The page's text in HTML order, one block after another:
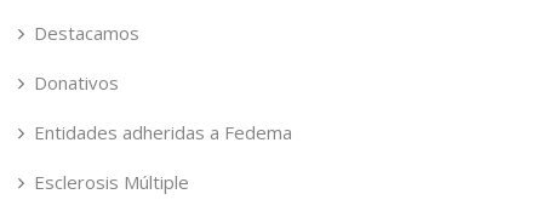
Destacamos
Donativos
Entidades adheridas a Fedema
Esclerosis Múltiple